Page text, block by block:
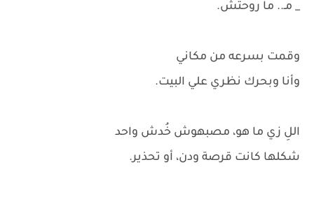
_ مـ.. ما روحتش.
وقمت بسرعه من مكاني
وأنا وبحرك نظري علي البيت.
اللِ زي ما هو، مصبهوش خُدش واحد
شكلها كانت قرصة ودن، أو تحذير.